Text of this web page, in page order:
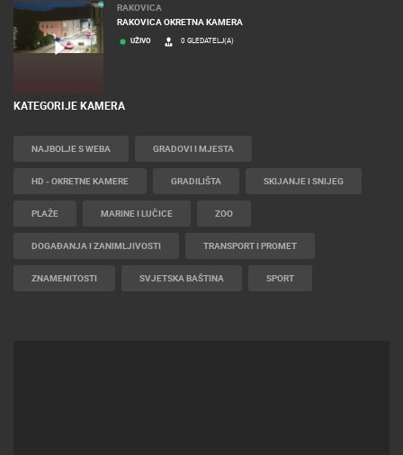
RAKOVICA
RAKOVICA OKRETNA KAMERA
UŽIVO 0 GLEDATELJ(A)
KATEGORIJE KAMERA
NAJBOLJE S WEBA GRADOVI I MJESTA
HD - OKRETNE KAMERE GRADILIŠTA SKIJANJE I SNIJEG
PLAŽE MARINE I LUČICE ZOO
DOGAĐANJA I ZANIMLJIVOSTI TRANSPORT I PROMET
ZNAMENITOSTI SVJETSKA BAŠTINA SPORT